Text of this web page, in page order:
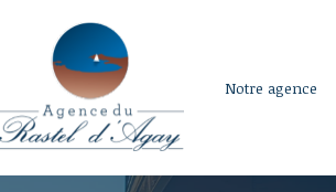
notre agence
voir les1annonces